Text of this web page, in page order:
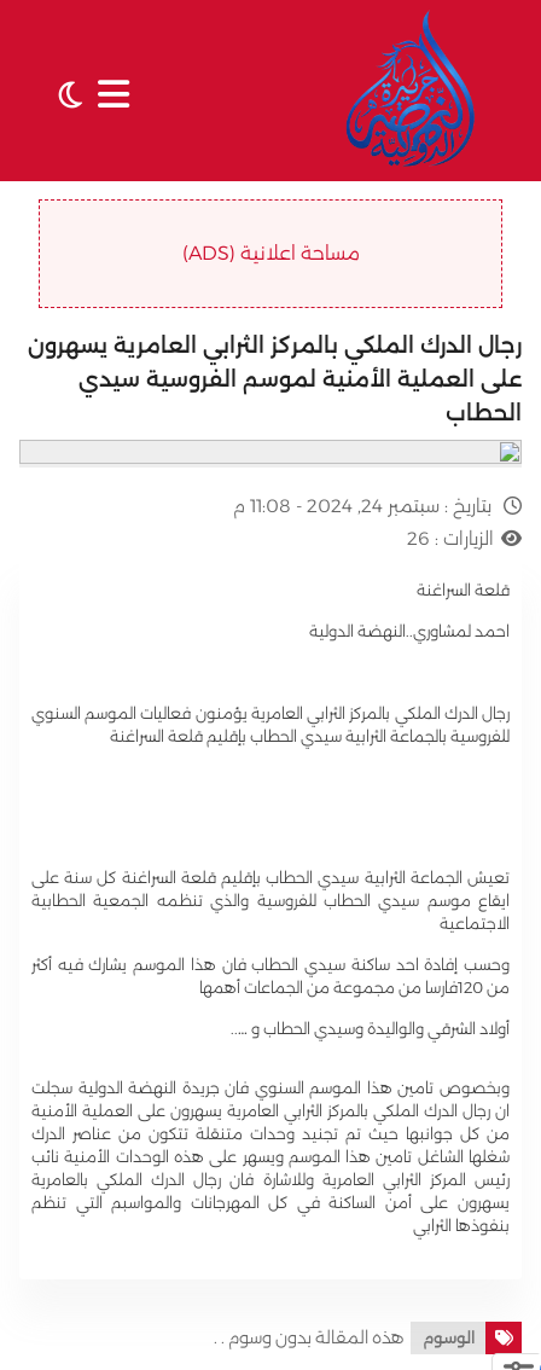
مساحة اعلانية (ADS)
رجال الدرك الملكي بالمركز الثرابي العامرية يسهرون
على العملية الأمنية لموسم الفروسية سيدي
الحطاب
بتاريخ : سبتمبر 24, 2024 - 11:08 م
الزيارات : 26
قلعة السراغنة
احمد لمشاوري..النهضة الدولية
رجال الدرك الملكي بالمركز الثرابي العامرية يؤمنون فعاليات الموسم السنوي
للفروسية بالجماعة الثرابية سيدي الحطاب بإقليم قلعة السراغنة
تعيش الجماعة الثرابية سيدي الحطاب بإقليم قلعة السراغنة كل سنة على
ايقاع موسم سيدي الحطاب للفروسية والذي تنظمه الجمعية الحطابية
الاجتماعية
وحسب إفادة احد ساكنة سيدي الحطاب فان هذا الموسم يشارك فيه أكثر
من 120فارسا من مجموعة من الجماعات أهمها
أولاد الشرقي والواليدة وسيدي الحطاب و …..
وبخصوص تامين هذا الموسم السنوي فان جريدة النهضة الدولية سجلت
ان رجال الدرك الملكي بالمركز الثرابي العامرية يسهرون على العملية الأمنية
من كل جوانبها حيث تم تجنيد وحدات متنقلة تتكون من عناصر الدرك
شغلها الشاغل تامين هذا الموسم ويسهر على هذه الوحدات الأمنية نائب
رئيس المركز الثرابي العامرية وللاشارة فان رجال الدرك الملكي بالعامرية
يسهرون على أمن الساكنة في كل المهرجانات والمواسبم التي تنظم
بنفوذها الثرابي
الوسوم هذه المقالة بدون وسوم . .